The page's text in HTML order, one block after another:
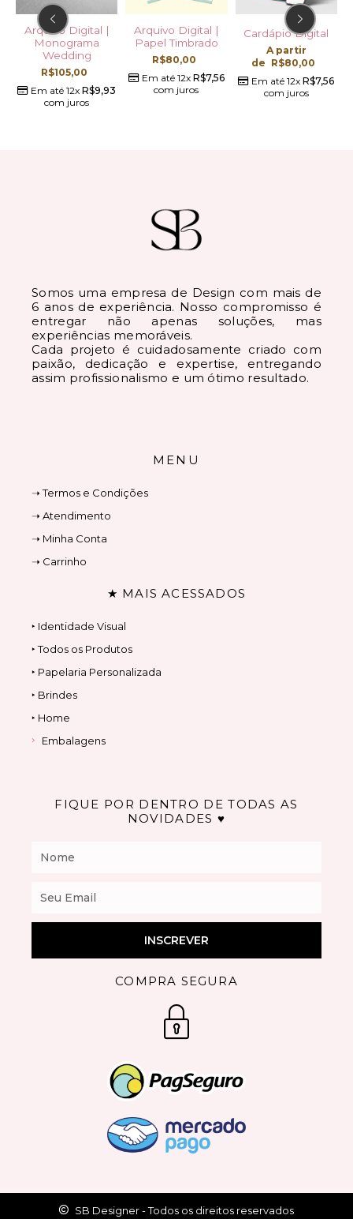
Arquivo Digital |
Monograma
Wedding
R$105,00
Em até 12xR$9,93
com juros
Arquivo Digital |
Papel Timbrado
R$80,00
Em até 12xR$7,56
com juros
Cardápio Digital
A partir
de R$80,00
Em até 12xR$7,56
com juros
Somos uma empresa de Design com mais de
6 anos de experiência. Nosso compromisso é
entregar não apenas soluções, mas
experiências memoráveis.
Cada projeto é cuidadosamente criado com
paixão, dedicação e expertise, entregando
assim profissionalismo e um ótimo resultado.
MENU
➝ Termos e Condições
➝ Atendimento
➝ Minha Conta
➝ Carrinho
★ MAIS ACESSADOS
‣ Identidade Visual
‣ Todos os Produtos
‣ Papelaria Personalizada
‣ Brindes
‣ Home
Embalagens
FIQUE POR DENTRO DE TODAS AS
NOVIDADES ♥
INSCREVER
COMPRA SEGURA
SB Designer - Todos os direitos reservados